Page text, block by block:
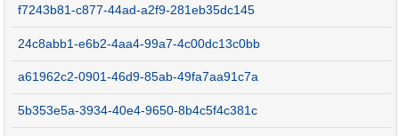
f7243b81-c877-44ad-a2f9-281eb35dc145
24c8abb1-e6b2-4aa4-99a7-4c00dc13c0bb
a61962c2-0901-46d9-85ab-49fa7aa91c7a
5b353e5a-3934-40e4-9650-8b4c5f4c381c